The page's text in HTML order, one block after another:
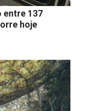
entre 137
hoje